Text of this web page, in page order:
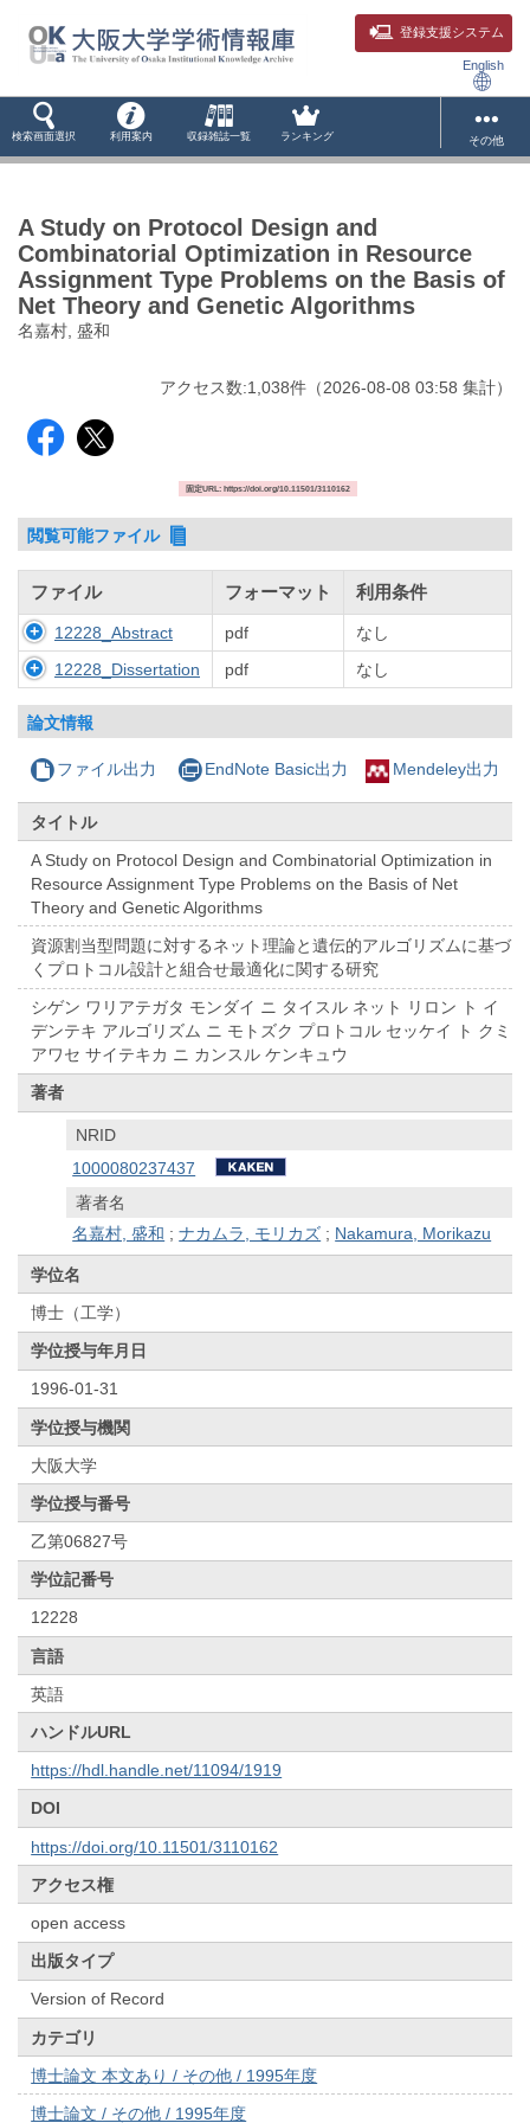
登録支援システム
English
検索画面選択 利用案内 収録雑誌一覧 ランキング その他
A Study on Protocol Design and
Combinatorial Optimization in Resource
Assignment Type Problems on the Basis of
Net Theory and Genetic Algorithms
名嘉村, 盛和
アクセス数:1,038件 （2026-08-08 03:58 集計）
固定URL: https://doi.org/10.11501/3110162
閲覧可能ファイル
ファイル フォーマット 利用条件
12228_Abstract pdf
なし
12228_Dissertation
pdf なし
論文情報
ファイル出力 EndNote Basic出力 Mendeley出力
タイトル
A Study on Protocol Design and Combinatorial Optimization in
Resource Assignment Type Problems on the Basis of Net
Theory and Genetic Algorithms
資源割当型問題に対するネット理論と遺伝的アルゴリズムに基づ
くプロトコル設計と組合せ最適化に関する研究
シゲン ワリアテガタ モンダイ ニ タイスル ネット リロン ト イ
デンテキ アルゴリズム ニ モトズク プロトコル セッケイ ト クミ
アワセ サイテキカ ニ カンスル ケンキュウ
著者
NRID
1000080237437
著者名
名嘉村, 盛和 ;ナカムラ, モリカズ ; Nakamura, Morikazu
学位名
博士（工学）
学位授与年月日
1996-01-31
学位授与機関
大阪大学
学位授与番号
乙第06827号
学位記番号
12228
言語
英語
ハンドルURL
https://hdl.handle.net/11094/1919
DOI
https://doi.org/10.11501/3110162
アクセス権
open access
出版タイプ
Version of Record
カテゴリ
博士論文 本文あり / その他 / 1995年度
博士論文 / その他 / 1995年度